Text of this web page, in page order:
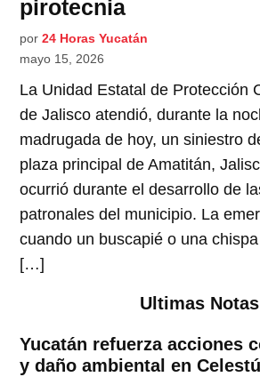
pirotecnia
por 24 Horas Yucatán
mayo 15, 2026
La Unidad Estatal de Protección
de Jalisco atendió, durante la
madrugada de hoy, un siniestro
plaza principal de Amatitán,
ocurrió durante el desarrollo de
patronales del municipio. La
cuando un buscapié o una
[…]
Ultimas Notas
Yucatán refuerza acciones
y daño ambiental en